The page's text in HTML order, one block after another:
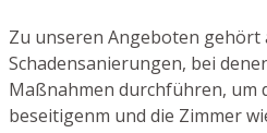
Zu unseren Angeboten gehört
Schadensanierungen, bei
Maßnahmen durchführen, um
beseitigenm und die Zimmer